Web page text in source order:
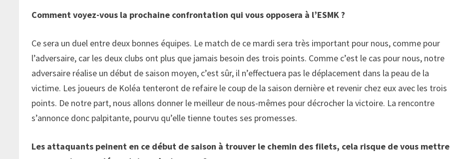
Comment voyez-vous la prochaine confrontation qui vous opposera à l’ESMK ?
Ce sera un duel entre deux bonnes équipes. Le match de ce mardi sera très important pour nous, comme pour
l’adversaire, car les deux clubs ont plus que jamais besoin des trois points. Comme c’est le cas pour nous, notre
adversaire réalise un début de saison moyen, c’est sûr, il n’effectuera pas le déplacement dans la peau de la
victime. Les joueurs de Koléa tenteront de refaire le coup de la saison dernière et revenir chez eux avec les trois
points. De notre part, nous allons donner le meilleur de nous-mêmes pour décrocher la victoire. La rencontre
s’annonce donc palpitante, pourvu qu’elle tienne toutes ses promesses.
Les attaquants peinent en ce début de saison à trouver le chemin des filets, cela risque de vous mettre